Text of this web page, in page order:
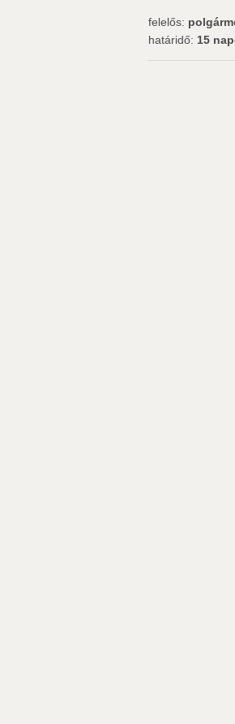
felelős:
határidő: 15